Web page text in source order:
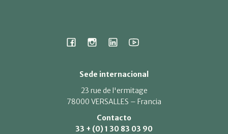
Sede internacional
23 rue de l'ermitage
78000 VERSALLES – Francia
Contacto
33 + (0) 1 30 83 03 90